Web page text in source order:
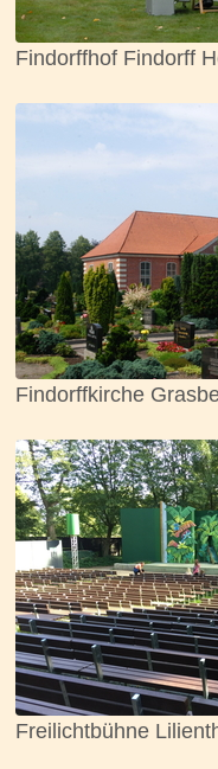
Findorffhof Findorff
Findorffkirche
Freilichtbühne